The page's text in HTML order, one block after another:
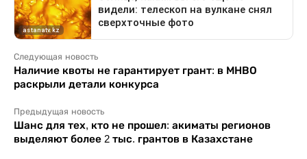
Следующая новость
Наличие квоты не гарантирует грант: в МНВО
раскрыли детали конкурса
Предыдущая новость
Шанс для тех, кто не прошел: акиматы регионов
выделяют более 2 тыс. грантов в Казахстане